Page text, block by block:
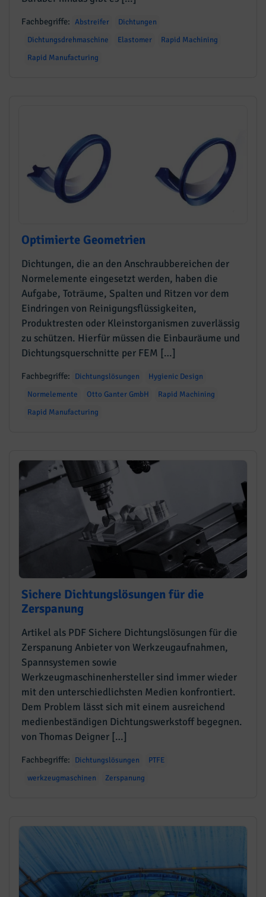
Fachbegriffe: Abstreifer
Dichtungen
Dichtungsdrehmaschine
Elastomer
Rapid Machining
Rapid Manufacturing
Optimierte Geometrien
Dichtungen, die an den Anschraubbereichen der
Normelemente eingesetzt werden, haben die
Aufgabe, Toträume, Spalten und Ritzen vor dem
Eindringen von Reinigungsflüssigkeiten,
Produktresten oder Kleinstorganismen zuverlässig
zu schützen. Hierfür müssen die Einbauräume und
Dichtungsquerschnitte per FEM […]
Fachbegriffe: Dichtungslösungen
Hygienic Design
Normelemente
Otto Ganter GmbH
Rapid Machining
Rapid Manufacturing
Sichere Dichtungslösungen für die
Zerspanung
Artikel als PDF Sichere Dichtungslösungen für die
Zerspanung Anbieter von Werkzeugaufnahmen,
Spannsystemen sowie
Werkzeugmaschinenhersteller sind immer wieder
mit den unterschiedlichsten Medien konfrontiert.
Dem Problem lässt sich mit einem ausreichend
medienbeständigen Dichtungswerkstoff begegnen.
von Thomas Deigner […]
Fachbegriffe: Dichtungslösungen
PTFE
werkzeugmaschinen
Zerspanung